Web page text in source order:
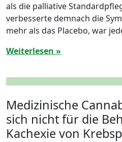
als die palliative
verbesserte demnach die
mehr als das Placebo, war
Weiterlesen »
Medizinische
sich nicht für die
Kachexie von